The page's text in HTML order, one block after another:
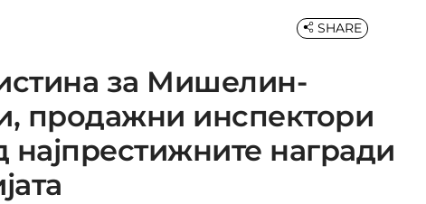
за Мишелин-
продажни инспектори
најпрестижните награди
SHARE